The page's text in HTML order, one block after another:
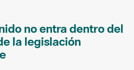
no entra dentro del
la legislación